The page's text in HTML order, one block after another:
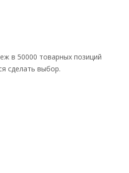
в 50000 товарных позиций
сделать выбор.